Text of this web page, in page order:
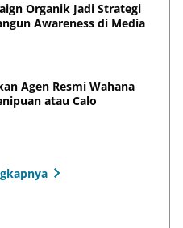
Organik Jadi Strategi
Awareness di Media
Agen Resmi Wahana
atau Calo